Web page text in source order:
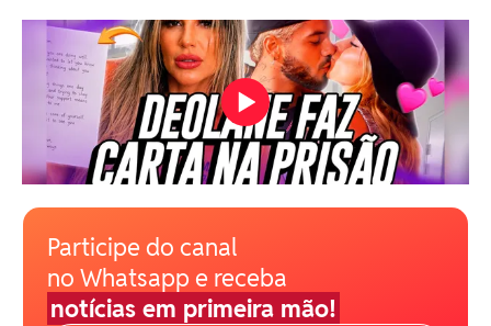
Participe do canal
no Whatsapp e receba
notícias em primeira mão!